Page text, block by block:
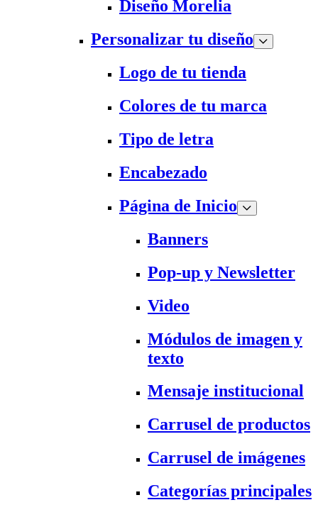
Diseño Morelia
Personalizar tu diseño
Logo de tu tienda
Colores de tu marca
Tipo de letra
Encabezado
Página de Inicio
Banners
Pop-up y Newsletter
Video
Módulos de imagen y
texto
Mensaje institucional
Carrusel de productos
Carrusel de imágenes
Categorías principales